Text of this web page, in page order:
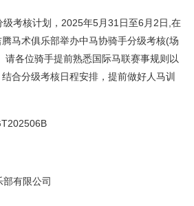
考核计划，2025年5月31日至6月2日,在
马术俱乐部举办中马协骑手分级考核(场
请各位骑手提前熟悉国际马联赛事规则以
合分级考核日程安排，提前做好人马训
有限公司